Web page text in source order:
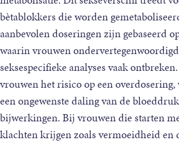
bètablokkers die worden
aanbevolen doseringen zijn gebaseerd
waarin vrouwen
seksespecifieke analyses vaak
vrouwen het risico op een
een ongewenste daling van de
bijwerkingen. Bij vrouwen die starten
klachten krijgen zoals vermoeidheid en